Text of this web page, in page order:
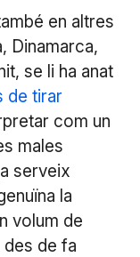
en altres
Dinamarca,
se li ha anat
de tirar
com un
males
serveix
la
volum de
des de fa